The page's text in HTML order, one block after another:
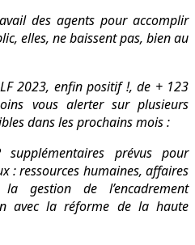
des agents pour accomplir
elles, ne baissent pas, bien au
2023, enfin positif !, de + 123
vous alerter sur plusieurs
dans les prochains mois :
prévus pour
: ressources humaines, affaires
gestion de l’encadrement
avec la réforme de la haute